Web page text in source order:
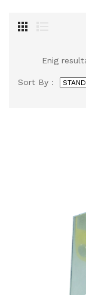
Enig
Sort By :